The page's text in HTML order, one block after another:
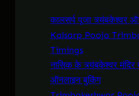
कालसर्प पूजा त्र्यंबकेश्वर
Kalsarp Pooja
Timings
नासिक के त्र्यंबकेश्वर
ऑनलाइन बुकिंग